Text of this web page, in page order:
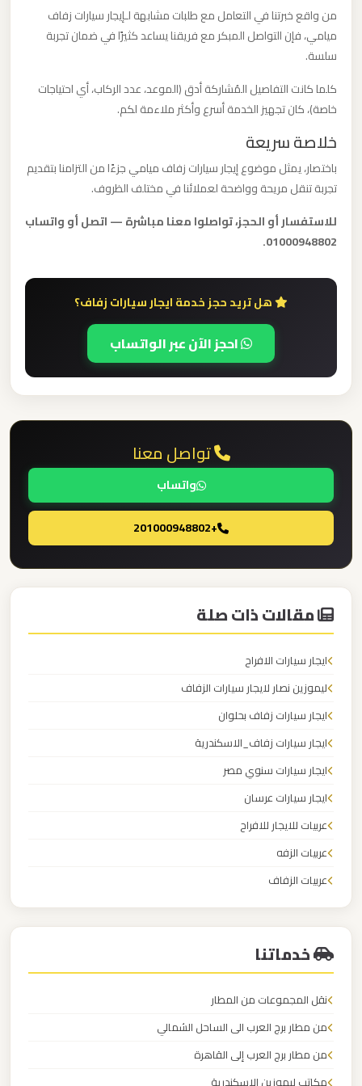
من واقع خبرتنا في التعامل مع طلبات مشابهة لـإيجار سيارات زفاف
ميامي، فإن التواصل المبكر مع فريقنا يساعد كثيرًا في ضمان تجربة
سلسة.
كلما كانت التفاصيل المُشاركة أدق (الموعد، عدد الركاب، أي احتياجات
خاصة)، كان تجهيز الخدمة أسرع وأكثر ملاءمة لكم.
خلاصة سريعة
باختصار، يمثل موضوع إيجار سيارات زفاف ميامي جزءًا من التزامنا بتقديم
تجربة تنقل مريحة وواضحة لعملائنا في مختلف الظروف.
للاستفسار أو الحجز، تواصلوا معنا مباشرة — اتصل أو واتساب
01000948802.
هل تريد حجز خدمة ايجار سيارات زفاف؟
احجز الآن عبر الواتساب
تواصل معنا
واتساب
+201000948802
مقالات ذات صلة
ايجار سيارات الافراح
ليموزين نصار لايجار سيارات الزفاف
ايجار سيارات زفاف بحلوان
ايجار سيارات زفاف_الاسكندرية
ايجار سيارات سنوي مصر
ايجار سيارات عرسان
عربيات للايجار للافراح
عربيات الزفه
عربيات الزفاف
عربيات الافراح
خدماتنا
نقل المجموعات من المطار
من مطار برج العرب الى الساحل الشمالي
من مطار برج العرب إلى القاهرة
مكاتب ليموزين الاسكندرية
ليموزين
مطار
مرسي
مطروح
مطار
الشيخ
ليموزين
سفنكس
برج
العرب
والإسكندرية
ليموزين
العرب
الي
مطروح
ليموزين
العرب
الدولي
العرب
الاسكندرية
ليموزين
مطار
اسكندرية
ليموزين